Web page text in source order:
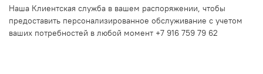
Наша Клиентская служба в вашем распоряжении, чтобы
предоставить персонализированное обслуживание с учетом
ваших потребностей в любой момент +7 916 759 79 62